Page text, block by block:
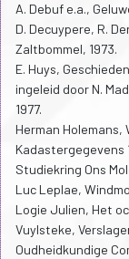
A. Debuf e.a.,
D. Decuypere, R.
Zaltbommel, 1973.
E. Huys,
ingeleid door N.
1977.
Herman
Kadastergegevens
Studiekring Ons
Luc Leplae,
Logie Julien, Het
Vuylsteke,
Oudheidkundige